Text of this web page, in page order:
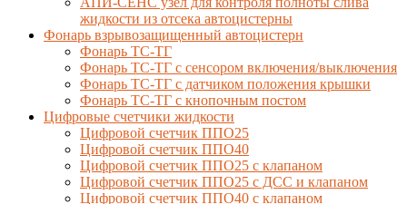
жидкости из отсека автоцистерны
Фонарь взрывозащищенный автоцистерн
Фонарь ТС-ТГ
Фонарь ТС-ТГ с сенсором включения/выключения
Фонарь ТС-ТГ с датчиком положения крышки
Фонарь ТС-ТГ с кнопочным постом
Цифровые счетчики жидкости
Цифровой счетчик ППО25
Цифровой счетчик ППО40
Цифровой счетчик ППО25 с клапаном
Цифровой счетчик ППО25 с ДСС и клапаном
Цифровой счетчик ППО40 с клапаном